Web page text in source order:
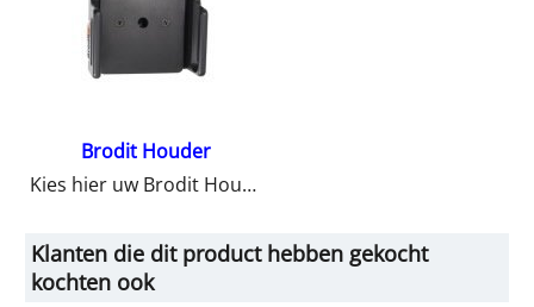
Brodit Houder
Kies hier uw Brodit Houder
Klanten die dit product hebben gekocht
kochten ook